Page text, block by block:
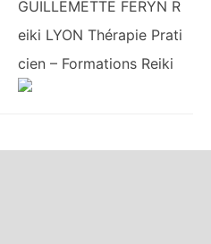
GUILLEMETTE FERYN R
eiki LYON Thérapie Prati
cien – Formations Reiki